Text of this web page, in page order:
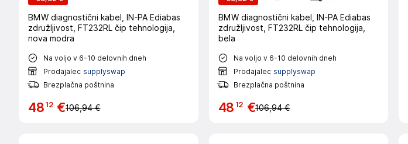
BMW diagnostični kabel, IN-PA Ediabas
združljivost, FT232RL čip tehnologija,
nova modra
Na voljo v 6-10 delovnih dneh
Prodajalec supplyswap
Brezplačna poštnina
4812 €106,94 €
BMW diagnostični kabel, IN-PA Ediabas
združljivost, FT232RL čip tehnologija,
bela
Na voljo v 6-10 delovnih dneh
Prodajalec supplyswap
Brezplačna poštnina
48 12 €106,94 €